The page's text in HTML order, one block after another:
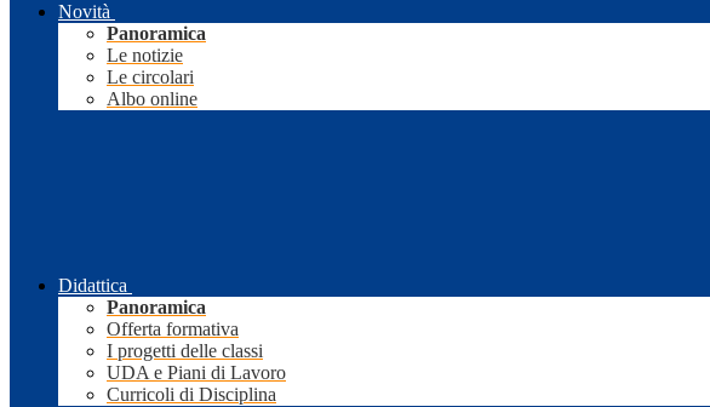
Novità
Panoramica
Le notizie
Le circolari
Albo online
Didattica
Panoramica
Offerta formativa
I progetti delle classi
UDA e Piani di Lavoro
Curricoli di Disciplina